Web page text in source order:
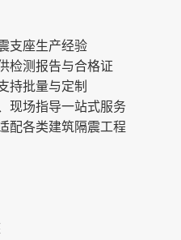
支座生产经验
检测报告与合格证
持批量与定制
现场指导一站式服务
配各类建筑隔震工程